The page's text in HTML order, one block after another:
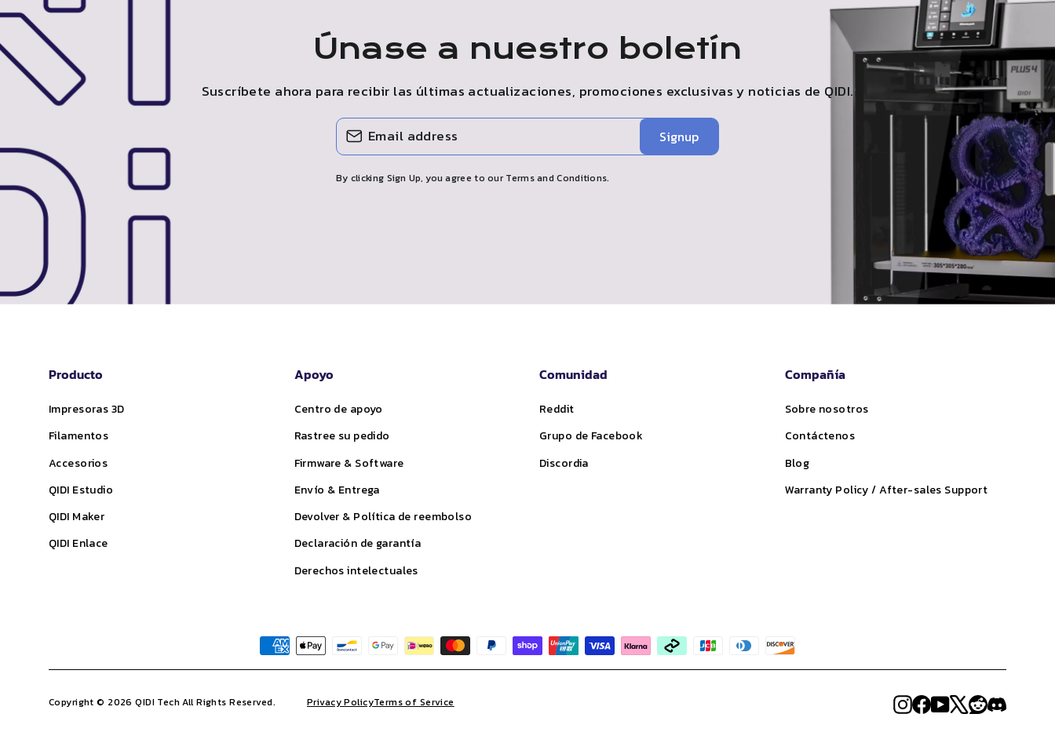
Únase a nuestro boletín
Suscríbete ahora para recibir las últimas actualizaciones, promociones exclusivas y noticias de QIDI.
Signup
By clicking Sign Up, you agree to our Terms and Conditions.
Producto
Impresoras 3D
Filamentos
Accesorios
QIDI Estudio
QIDI Maker
QIDI Enlace
Apoyo
Centro de apoyo
Rastree su pedido
Firmware & Software
Envío & Entrega
Devolver & Política de reembolso
Declaración de garantía
Derechos intelectuales
Comunidad
Reddit
Grupo de Facebook
Discordia
Compañía
Sobre nosotros
Contáctenos
Blog
Warranty Policy / After-sales Support
Copyright © 2026 QIDI Tech All Rights Reserved. Privacy PolicyTerms of Service Instagram
Facebook
YouTube
X RedditDiscord